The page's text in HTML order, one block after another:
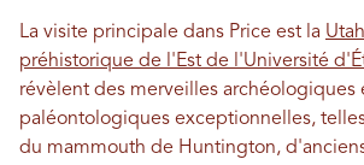
La visite principale dans Price est la
préhistorique de l'Est de l'Université
révèlent des merveilles archéologiques
paléontologiques exceptionnelles,
du mammouth de Huntington,